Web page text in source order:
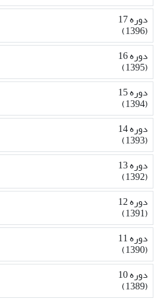
دوره 17
(1396)
دوره 16
(1395)
دوره 15
(1394)
دوره 14
(1393)
دوره 13
(1392)
دوره 12
(1391)
دوره 11
(1390)
دوره 10
(1389)